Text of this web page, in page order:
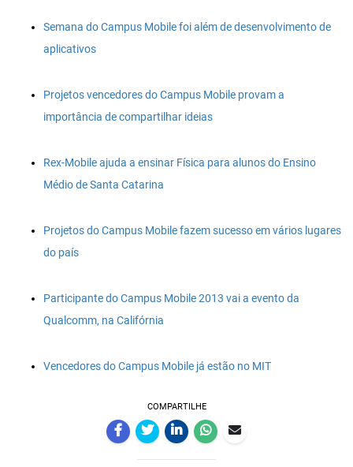
Semana do Campus Mobile foi além de desenvolvimento de
aplicativos
Projetos vencedores do Campus Mobile provam a
importância de compartilhar ideias
Rex-Mobile ajuda a ensinar Física para alunos do Ensino
Médio de Santa Catarina
Projetos do Campus Mobile fazem sucesso em vários lugares
do país
Participante do Campus Mobile 2013 vai a evento da
Qualcomm, na Califórnia
Vencedores do Campus Mobile já estão no MIT
COMPARTILHE